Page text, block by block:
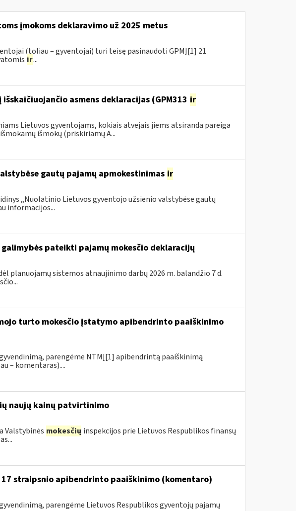
įmokoms deklaravimo už 2025 metus
(toliau – gyventojai) turi teisę pasinaudoti GPMĮ[1] 21
ir...
asmens deklaracijas (GPM313 ir
Lietuvos gyventojams, kokiais atvejais jiems atsiranda pareiga
išmokų (priskiriamų A...
gautų pajamų apmokestinimas ir
„Nuolatinio Lietuvos gyventojo užsienio valstybėse gautų
informacijos...
pateikti pajamų mokesčio deklaracijų
planuojamų sistemos atnaujinimo darbų 2026 m. balandžio 7 d.
turto mokesčio įstatymo apibendrinto paaiškinimo
parengėme NTMĮ[1] apibendrintą paaiškinimą
– komentaras)....
naujų kainų patvirtinimo
Valstybinės mokesčių inspekcijos prie Lietuvos Respublikos finansų
straipsnio apibendrinto paaiškinimo (komentaro)
parengėme Lietuvos Respublikos gyventojų pajamų